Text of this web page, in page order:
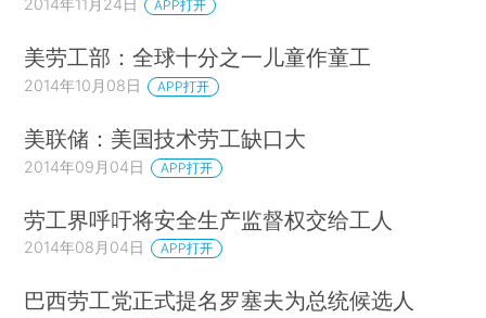
APP打开
美劳工部：全球十分之一儿童作童工
2014年10月08日 APP打开
美联储：美国技术劳工缺口大
2014年09月04日 APP打开
劳工界呼吁将安全生产监督权交给工人
2014年08月04日 APP打开
巴西劳工党正式提名罗塞夫为总统候选人